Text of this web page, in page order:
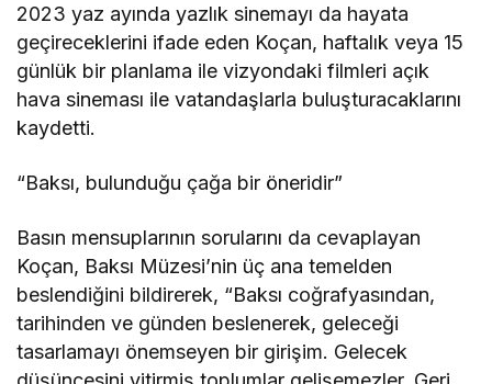
2023 yaz ayında yazlık sinemayı da hayata
geçireceklerini ifade eden Koçan, haftalık veya 15
günlük bir planlama ile vizyondaki filmleri açık
hava sineması ile vatandaşlarla buluşturacaklarını
kaydetti.
“Baksı, bulunduğu çağa bir öneridir”
Basın mensuplarının sorularını da cevaplayan
Koçan, Baksı Müzesi’nin üç ana temelden
beslendiğini bildirerek, “Baksı coğrafyasından,
tarihinden ve günden beslenerek, geleceği
tasarlamayı önemseyen bir girişim. Gelecek